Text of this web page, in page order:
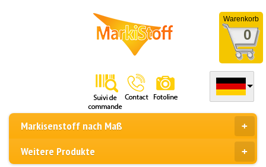
Warenkorb
0
Markisenstoff nach Maß
Weitere Produkte